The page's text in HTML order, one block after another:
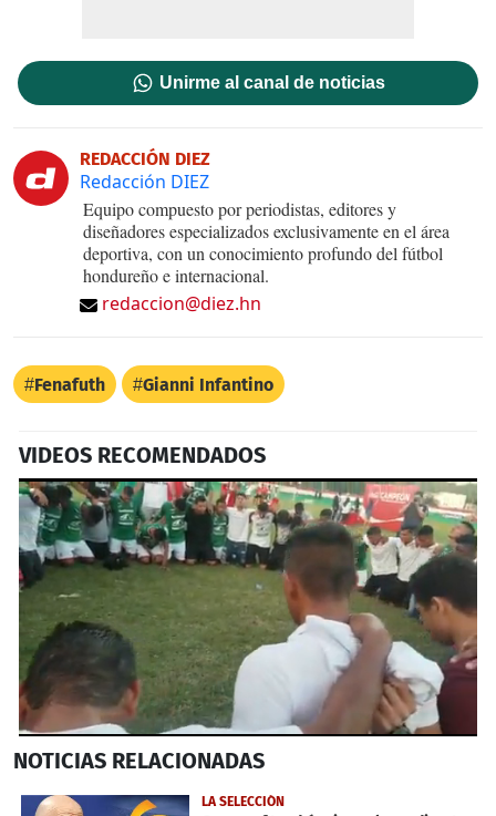
Unirme al canal de noticias
REDACCIÓN DIEZ
Redacción DIEZ
Equipo compuesto por periodistas, editores y
diseñadores especializados exclusivamente en el área
deportiva, con un conocimiento profundo del fútbol
hondureño e internacional.
redaccion@diez.hn
Fenafuth Gianni Infantino
VIDEOS RECOMENDADOS
seconds
30
NOTICIAS RELACIONADAS
LA SELECCIÓN